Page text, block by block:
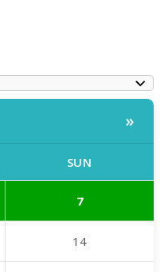
»
SUN
7
14